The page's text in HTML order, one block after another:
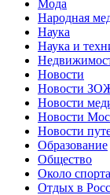
Мода
Народная
Наука
Наука и
Новости
Новости
Новости
Новости
Новости
Образование
Общество
Около спорта
Отдых в